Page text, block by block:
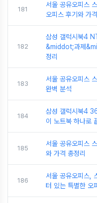
181
서울 공유오피스
오피스 후기와 가
182
삼성 갤럭시북4
&middot;과제
정리
183
서울 공유오피스
완벽 분석
184
삼성 갤럭시북4
이 노트북 하나로
185
서울 공유오피스
와 가격 총정리
186
서울 공유오피스,
터 있는 특별한 오